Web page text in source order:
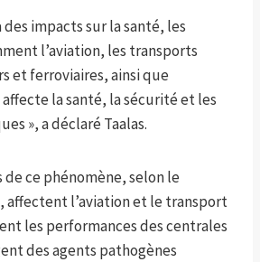
impacts sur la santé, les
l’aviation, les transports
et ferroviaires, ainsi que
la santé, la sécurité et les
», a déclaré Taalas.
de ce phénomène, selon le
affectent l’aviation et le transport
les performances des centrales
des agents pathogènes